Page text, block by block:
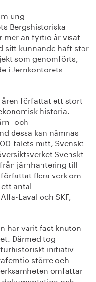
ung
Bergshistoriska
mer än fyrtio år visat
sitt kunnande haft stor
som genomförts,
i Jernkontorets
åren författat ett stort
historia.
och
dessa kan nämnas
talets mitt, Svenskt
Svenskt
järnhantering till
flera verk om
antal
Laval och SKF,
har varit fast knuten
Därmed tog
initiativ
större och
omfattar